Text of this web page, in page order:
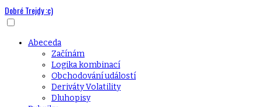
Skip
to
Dobré Trejdy :c)
Menu
Abeceda
Začínám
Logika kombinací
Obchodování událostí
Deriváty Volatility
Dluhopisy